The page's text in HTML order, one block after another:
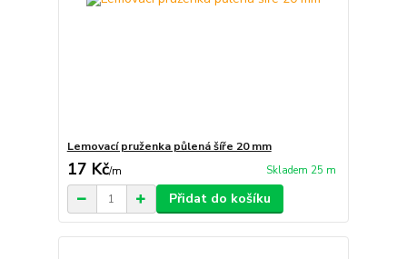
Lemovací pruženka půlená šíře 20 mm
17 Kč/m Skladem 25 m
Přidat do košíku